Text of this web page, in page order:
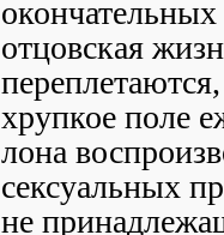
отцовская
хрупкое поле
лона
сексуальных
не